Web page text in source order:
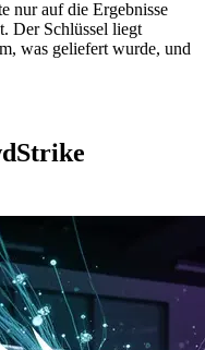
nur auf die Ergebnisse
Der Schlüssel liegt
was geliefert wurde, und